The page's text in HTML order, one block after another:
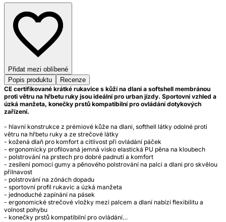
Přidat mezi oblíbené
Popis produktu
Recenze
CE certifikované krátké rukavice s kůží na dlani a softshell membránou
proti větru na hřbetu ruky jsou ideální pro urban jízdy. Sportovní vzhled a
úzká manžeta, konečky prstů kompatibilní pro ovládání dotykových
zařízení.
- hlavní konstrukce z prémiové kůže na dlani, softhell látky odolné proti
větru na hřbetu ruky a ze strečové látky
- kožená dlaň pro komfort a citlivost při ovládání páček
- ergonomicky profilovaná jemná visko elastická PU pěna na kloubech
- polstrování na prstech pro dobré padnutí a komfort
- zesílení pomocí gumy a pěnového polstrování na palci a dlani pro skvělou
přilnavost
- polstrování na zónách dopadu
- sportovní profil rukavic a úzká manžeta
- jednoduché zapínání na pásek
- ergonomické strečové vložky mezi palcem a dlaní nabízí flexibilitu a
volnost pohybu
- konečky prstů kompatibilní pro ovládání…